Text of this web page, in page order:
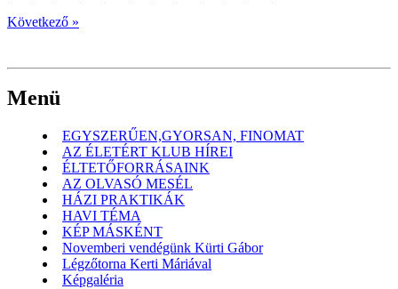
Következő »
Menü
EGYSZERŰEN,GYORSAN, FINOMAT
AZ ÉLETÉRT KLUB HÍREI
ÉLTETŐFORRÁSAINK
AZ OLVASÓ MESÉL
HÁZI PRAKTIKÁK
HAVI TÉMA
KÉP MÁSKÉNT
Novemberi vendégünk Kürti Gábor
Légzőtorna Kerti Máriával
Képgaléria